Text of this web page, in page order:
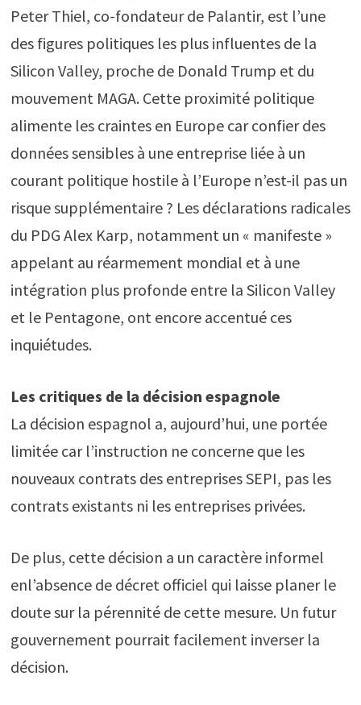
Peter Thiel, co-fondateur de Palantir, est l’une
des figures politiques les plus influentes de la
Silicon Valley, proche de Donald Trump et du
mouvement MAGA. Cette proximité politique
alimente les craintes en Europe car confier des
données sensibles à une entreprise liée à un
courant politique hostile à l’Europe n’est-il pas un
risque supplémentaire ? Les déclarations radicales
du PDG Alex Karp, notamment un « manifeste »
appelant au réarmement mondial et à une
intégration plus profonde entre la Silicon Valley
et le Pentagone, ont encore accentué ces
inquiétudes.
Les critiques de la décision espagnole
La décision espagnol a, aujourd’hui, une portée
limitée car l’instruction ne concerne que les
nouveaux contrats des entreprises SEPI, pas les
contrats existants ni les entreprises privées.
De plus, cette décision a un caractère informel
enl’absence de décret officiel qui laisse planer le
doute sur la pérennité de cette mesure. Un futur
gouvernement pourrait facilement inverser la
décision.